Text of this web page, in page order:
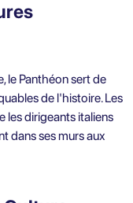
le Panthéon sert de
de l'histoire. Les
les dirigeants italiens
dans ses murs aux